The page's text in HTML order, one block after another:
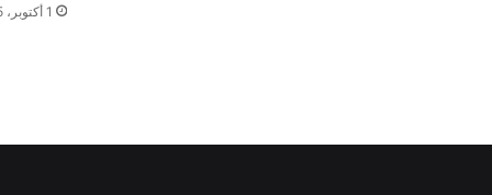
1 أكتوبر، 2025